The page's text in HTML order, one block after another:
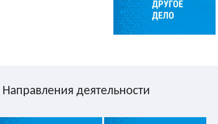
Направления деятельности